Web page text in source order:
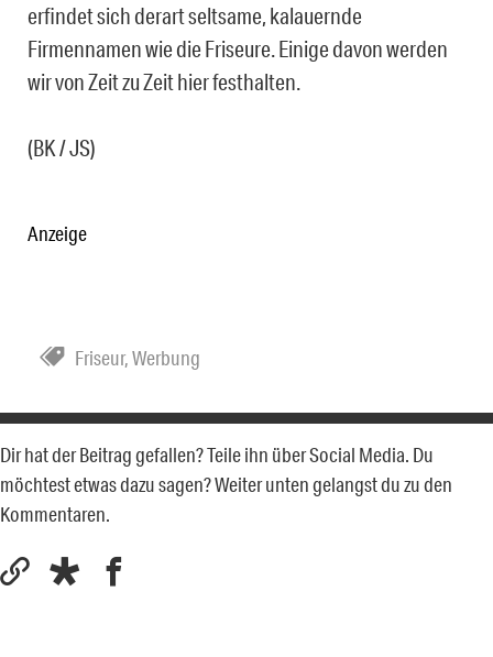
erfindet sich derart seltsame, kalauernde
Firmennamen wie die Friseure. Einige davon werden
wir von Zeit zu Zeit hier festhalten.
(BK / JS)
Anzeige
Friseur,Werbung
Dir hat der Beitrag gefallen? Teile ihn über Social Media. Du
möchtest etwas dazu sagen? Weiter unten gelangst du zu den
Kommentaren.